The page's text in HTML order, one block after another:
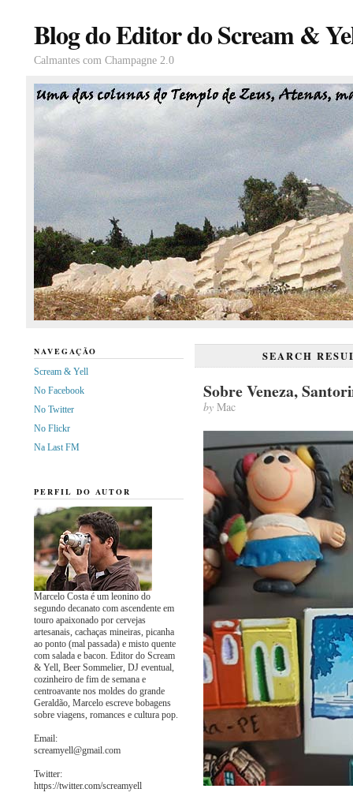
Blog do Editor do Scream &
Calmantes com Champagne 2.0
SEARCH
Sobre Veneza,
byMac
NAVEGAÇÃO
Scream & Yell
No Facebook
No Twitter
No Flickr
Na Last FM
PERFIL DO AUTOR
Marcelo Costa é um leonino do
segundo decanato com ascendente em
touro apaixonado por cervejas
artesanais, cachaças mineiras, picanha
ao ponto (mal passada) e misto quente
com salada e bacon. Editor do Scream
& Yell, Beer Sommelier, DJ eventual,
cozinheiro de fim de semana e
centroavante nos moldes do grande
Geraldão, Marcelo escreve bobagens
sobre viagens, romances e cultura pop.
Email:
screamyell@gmail.com
Twitter:
https://twitter.com/screamyell